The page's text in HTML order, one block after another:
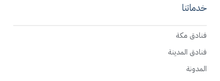
خدماتنا
فنادق مكة
فنادق المدينة
المدونة